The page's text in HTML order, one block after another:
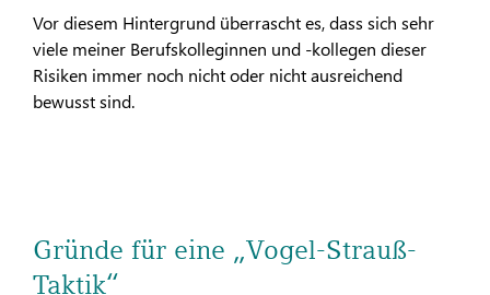
Vor diesem Hintergrund überrascht es, dass sich sehr
viele meiner Berufskolleginnen und -kollegen dieser
Risiken immer noch nicht oder nicht ausreichend
bewusst sind.
Gründe für eine „Vogel-Strauß-
Taktik“